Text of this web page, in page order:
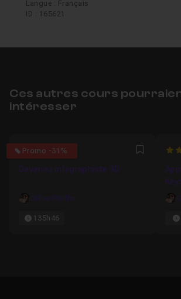
Langue : Français
ID : 165621
Ces autres cours
intéresser
Promo -31%
4.8 Favori
Devenez infographiste 3D
Gilles Pfeiffer
135h46